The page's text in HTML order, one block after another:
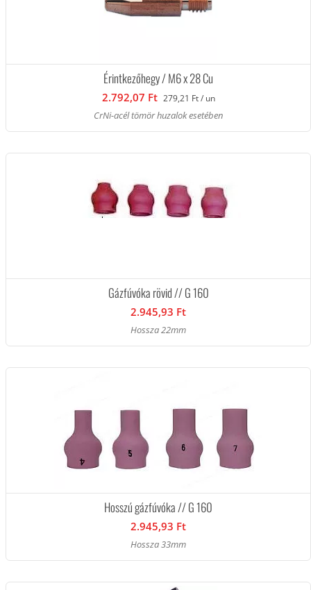
Érintkezőhegy / M6 x 28 Cu
2.792,07 Ft 279,21 Ft / un
CrNi-acél tömör huzalok esetében
Gázfúvóka rövid // G 160
2.945,93 Ft
Hossza 22mm
Hosszú gázfúvóka // G 160
2.945,93 Ft
Hossza 33mm